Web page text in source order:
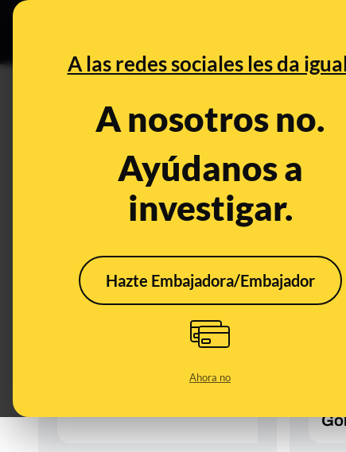
A las redes sociales les da
A nosotros no.
Ayúdanos a
investigar.
Hazte Embajadora/Embajador
Ahora no
Especial
remanentes
Qué es la regla de gasto
que el Gobierno ha
suprimir en 2020